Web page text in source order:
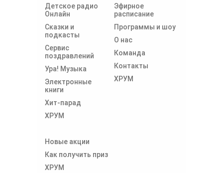
Детское радио
Онлайн
Сказки и
подкасты
Сервис
поздравлений
Ура! Музыка
Электронные
книги
Хит-парад
ХРУМ
Эфирное
расписание
Программы и шоу
О нас
Команда
Контакты
ХРУМ
Новые акции
Как получить приз
ХРУМ